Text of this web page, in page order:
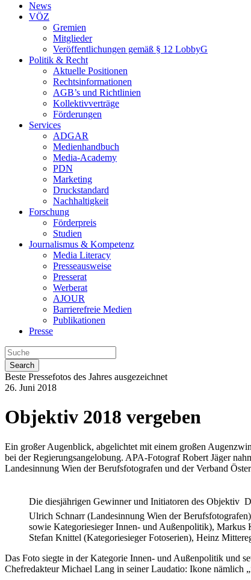
News
VÖZ
Gremien
Mitglieder
Veröffentlichungen gemäß § 12 LobbyG
Politik & Recht
Aktuelle Positionen
Rechtsinformationen
AGB’s und Richtlinien
Kollektivverträge
Förderungen
Services
ADGAR
Medienhandbuch
Media-Academy
PDN
Marketing
Druckstandard
Nachhaltigkeit
Forschung
Förderpreis
Studien
Journalismus & Kompetenz
Media Literacy
Presseausweise
Presserat
Werberat
AJOUR
Barrierefreie Medien
Publikationen
Presse
Search
Beste Pressefotos des Jahres ausgezeichnet
26. Juni 2018
Objektiv 2018 vergeben
Ein großer Augenblick, abgelichtet mit einem großen
bei der Regierungsangelobung. APA-Fotograf Robert Jäger
Landesinnung Wien der Berufsfotografen und der Verband
Die diesjährigen Gewinner und Initiatoren des Objektiv
Ulrich Schnarr (Landesinnung Wien der
sowie Kategoriesieger Innen- und Außenpolitik),
Stefan Knittel (Kategoriesieger Fotoserien), Heinz
Das Foto siegte in der Kategorie Innen- und Außenpolitik und
Chefredakteur Michael Lang in seiner Laudatio: Ikone nämlich